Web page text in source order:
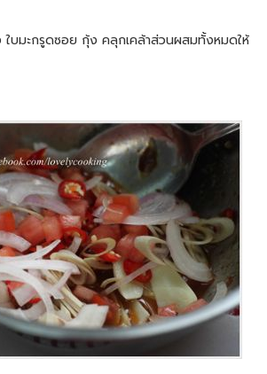
ใบมะกรูดซอย กุ้ง คลุกเคล้าส่วนผสมทั้งหมดให้